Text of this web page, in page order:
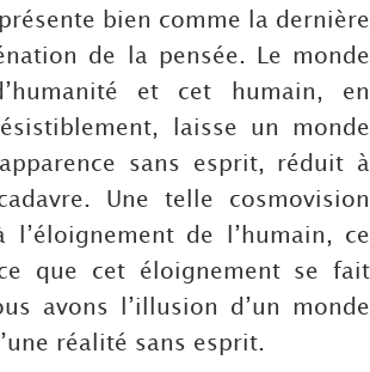
bien comme la dernière
de la pensée. Le monde
et cet humain, en
laisse un monde
sans esprit, réduit à
Une telle cosmovision
l’éloignement de l’humain, ce
que cet éloignement se fait
avons l’illusion d’un monde
réalité sans esprit.